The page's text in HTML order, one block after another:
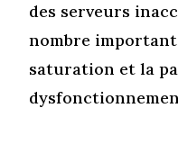
des serveurs
nombre important
saturation et la